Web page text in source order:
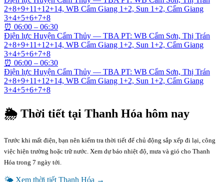
2+8+9+11+12+14, WB Cẩm Giang 1+2, Sun 1+2, Cẩm Giang
3+4+5+6+7+8
⏰ 06:00 – 06:30
Điện lực Huyện Cẩm Thủy — TBA PT: WB Cẩm Sơn, Thị Trán
2+8+9+11+12+14, WB Cẩm Giang 1+2, Sun 1+2, Cẩm Giang
3+4+5+6+7+8
⏰ 06:00 – 06:30
Điện lực Huyện Cẩm Thủy — TBA PT: WB Cẩm Sơn, Thị Trán
2+8+9+11+12+14, WB Cẩm Giang 1+2, Sun 1+2, Cẩm Giang
3+4+5+6+7+8
🌦 Thời tiết tại Thanh Hóa hôm nay
Trước khi mất điện, bạn nên kiểm tra thời tiết để chủ động sắp xếp đi lại, công
việc hiện trường hoặc trữ nước. Xem dự báo nhiệt độ, mưa và gió cho Thanh
Hóa trong 7 ngày tới.
🌤 Xem thời tiết Thanh Hóa →